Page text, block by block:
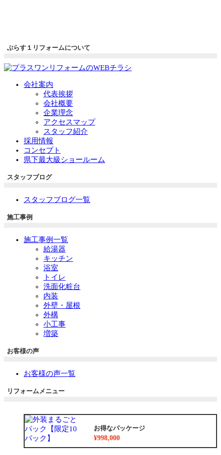
ぷらす１リフォームについて
会社案内
代表挨拶
会社概要
企業理念
アクセスマップ
スタッフ紹介
採用情報
コンセプト
県下最大級ショールーム
スタッフブログ
スタッフブログ一覧
施工事例
施工事例一覧
給湯器
キッチン
浴室
トイレ
洗面化粧台
内装
外壁・屋根
外構
小工事
増築
お客様の声
お客様の声一覧
リフォームメニュー
お得なパッケージ
¥998,000